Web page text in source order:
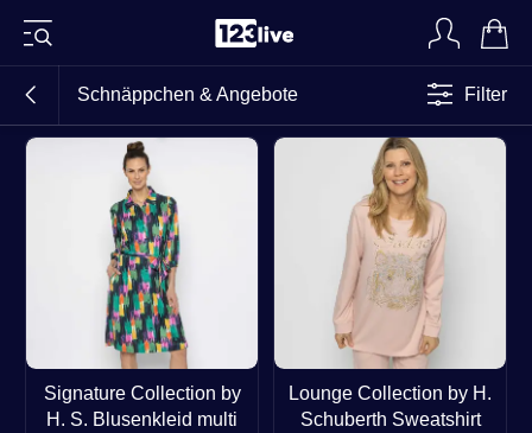
Schnäppchen & Angebote Filter
Signature Collection by
H. S. Blusenkleid multi
Lounge Collection by H.
Schuberth Sweatshirt